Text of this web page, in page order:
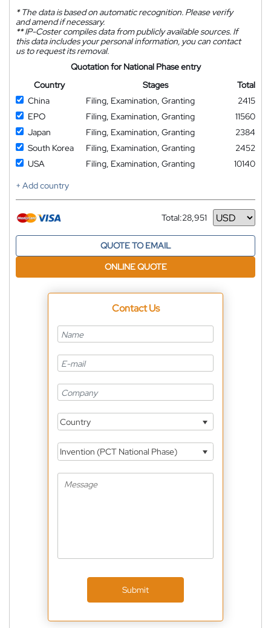
*The data is based on automatic recognition. Please verify
and amend if necessary.
**IP-Coster compiles data from publicly available sources. If
this data includes your personal information, you can contact
us to request its removal.
Quotation for National Phase entry
Country
Stages
Total
China
Filing, Examination, Granting
2415
EPO
Filing, Examination, Granting
11560
Japan
Filing, Examination, Granting
2384
South Korea
Filing, Examination, Granting
2452
USA
Filing, Examination, Granting
10140
+ Add country
Total:28,951
Currency
QUOTE TO EMAIL
ONLINE QUOTE
Contact Us
Country
Invention (PCT National Phase)
Submit